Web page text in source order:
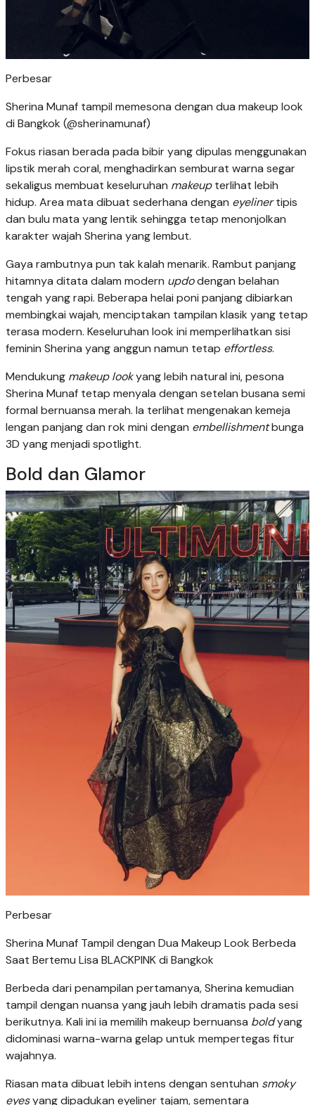
Perbesar
Sherina Munaf tampil memesona dengan dua makeup look
di Bangkok (@sherinamunaf)
Fokus riasan berada pada bibir yang dipulas menggunakan
lipstik merah coral, menghadirkan semburat warna segar
sekaligus membuat keseluruhan makeupterlihat lebih
hidup. Area mata dibuat sederhana dengan eyelinertipis
dan bulu mata yang lentik sehingga tetap menonjolkan
karakter wajah Sherina yang lembut.
Gaya rambutnya pun tak kalah menarik. Rambut panjang
hitamnya ditata dalam modern updodengan belahan
tengah yang rapi. Beberapa helai poni panjang dibiarkan
membingkai wajah, menciptakan tampilan klasik yang tetap
terasa modern. Keseluruhan look ini memperlihatkan sisi
feminin Sherina yang anggun namun tetap effortless.
Mendukung makeup lookyang lebih natural ini, pesona
Sherina Munaf tetap menyala dengan setelan busana semi
formal bernuansa merah. Ia terlihat mengenakan kemeja
lengan panjang dan rok mini dengan embellishmentbunga
3D yang menjadi spotlight.
Bold dan Glamor
Perbesar
Sherina Munaf Tampil dengan Dua Makeup Look Berbeda
Saat Bertemu Lisa BLACKPINK di Bangkok
Berbeda dari penampilan pertamanya, Sherina kemudian
tampil dengan nuansa yang jauh lebih dramatis pada sesi
berikutnya. Kali ini ia memilih makeup bernuansa boldyang
didominasi warna-warna gelap untuk mempertegas fitur
wajahnya.
Riasan mata dibuat lebih intens dengan sentuhan smoky
eyesyang dipadukan eyeliner tajam, sementara